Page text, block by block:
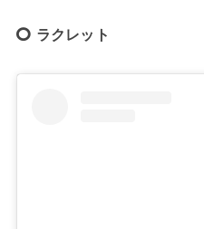
ラクレット